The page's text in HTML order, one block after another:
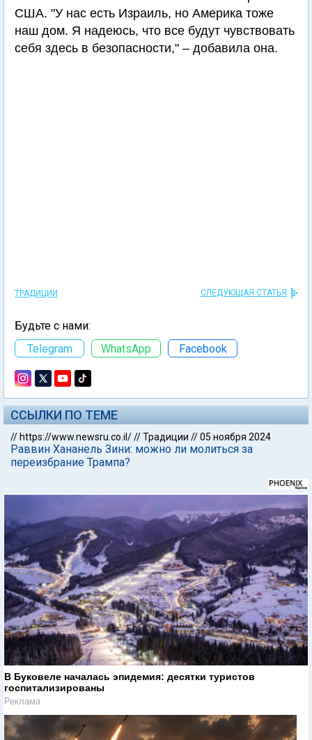
США. "У нас есть Израиль, но Америка тоже
наш дом. Я надеюсь, что все будут чувствовать
себя здесь в безопасности," – добавила она.
ТРАДИЦИИ СЛЕДУЮЩАЯ СТАТЬЯ
Будьте с нами:
Telegram
WhatsApp Facebook
ССЫЛКИ ПО ТЕМЕ
// https://www.newsru.co.il///Традиции //05 ноября 2024
Раввин Хананель Зини: можно ли молиться за
переизбрание Трампа?
В Буковеле началась эпидемия: десятки туристов
госпитализированы
Реклама